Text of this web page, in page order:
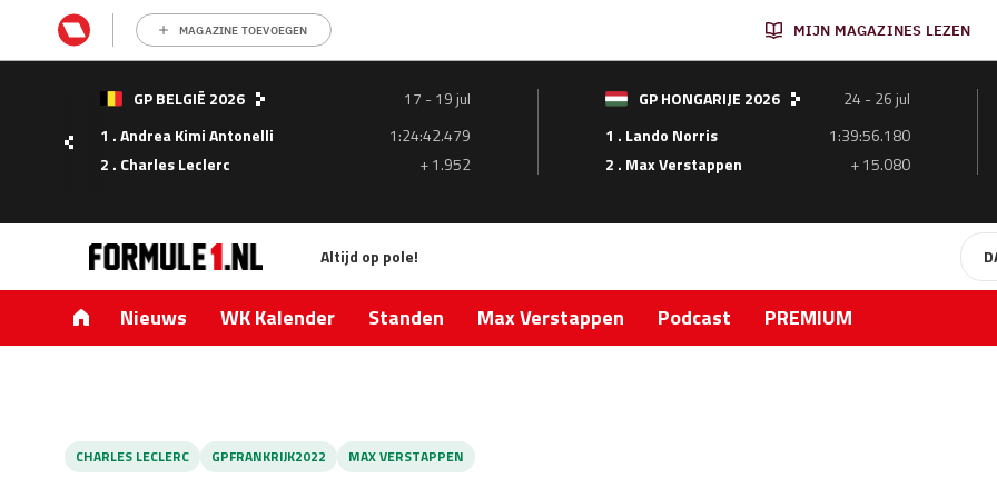
MAGAZINE TOEVOEGEN MIJN MAGAZINES LEZEN
GP BELGIË 2026
17 - 19 jul
1 . Andrea Kimi Antonelli
1:24:42.479
2 . Charles Leclerc
+ 1.952
GP HONGARIJE 2026
24 - 26 jul
1 . Lando Norris
1:39:56.180
2 . Max Verstappen
+ 15.080
Altijd op pole!
Nieuws WK Kalender Standen Max Verstappen Podcast PREMIUM
CHARLES LECLERC GPFRANKRIJK2022 MAX VERSTAPPEN